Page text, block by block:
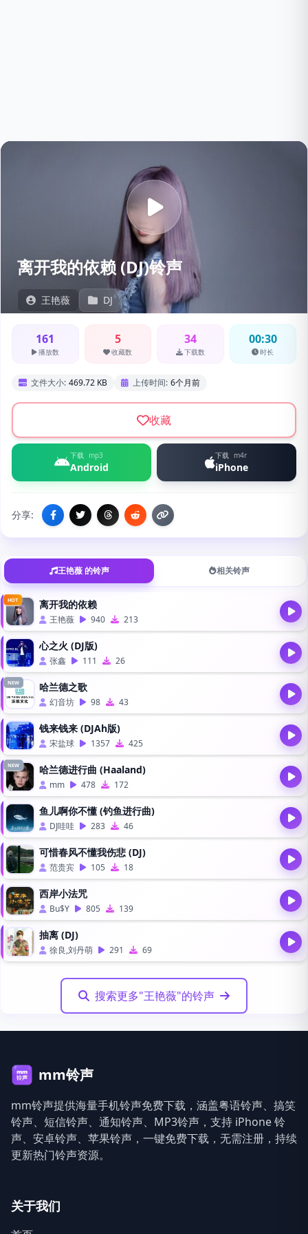
离开我的依赖 (DJ)铃声
王艳薇 DJ
161
播放数
5
收藏数
34
下载数
00:30
时长
文件大小: 469.72 KB 上传时间: 6个月前
收藏
下载 mp3
Android
下载 m4r
iPhone
分享:
王艳薇 的铃声 相关铃声
HOT 离开我的依赖
王艳薇 940 213
心之火 (DJ版)
张鑫 111 26
NEW 哈兰德之歌
幻音坊 98 43
钱来钱来 (DJAh版)
宋盐球 1357 425
NEW 哈兰德进行曲 (Haaland)
mm 478 172
鱼儿啊你不懂 (钓鱼进行曲)
DJ哇哇 283 46
可惜春风不懂我伤悲 (DJ)
范贵宾 105 18
西岸小法咒
Bu$Y 805 139
抽离 (DJ)
徐良,刘丹萌 291 69
搜索更多"王艳薇"的铃声
mm铃声
mm铃声提供海量手机铃声免费下载，涵盖粤语铃声、搞笑
铃声、短信铃声、通知铃声、MP3铃声，支持 iPhone 铃
声、安卓铃声、苹果铃声，一键免费下载，无需注册，持续
更新热门铃声资源。
关于我们